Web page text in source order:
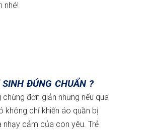
nhé!
ĐÚNG CHUẨN ?
đơn giản nhưng nếu qua
không chỉ khiến áo quần bị
nhạy cảm của con yêu. Trẻ